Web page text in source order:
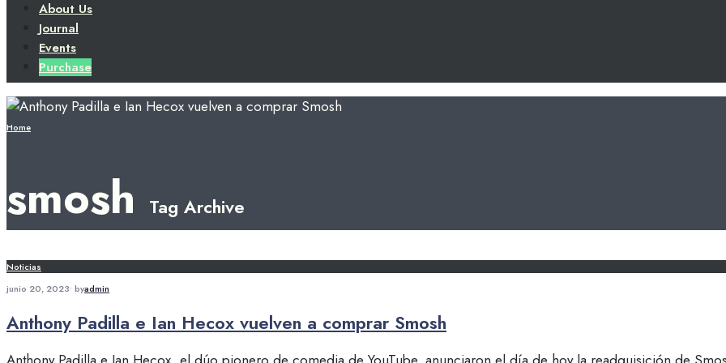
About Us
Journal
Events
Purchase
Home
smosh Tag Archive
Noticias
junio 20, 2023• byadmin
Anthony Padilla e Ian Hecox vuelven a comprar Smosh